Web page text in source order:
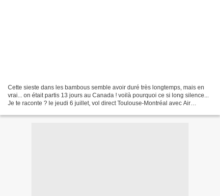
Cette sieste dans les bambous semble avoir duré très longtemps, mais en
vrai... on était partis 13 jours au Canada ! voilà pourquoi ce si long silence...
Je te raconte ? le jeudi 6 juillet, vol direct Toulouse-Montréal avec Air